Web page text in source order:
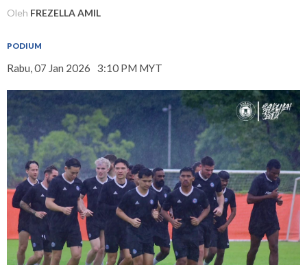
Oleh FREZELLA AMIL
PODIUM
Rabu, 07 Jan 2026 3:10 PM MYT